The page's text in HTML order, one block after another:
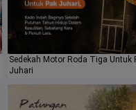
Sedekah Motor Roda Tiga Untuk
Juhari